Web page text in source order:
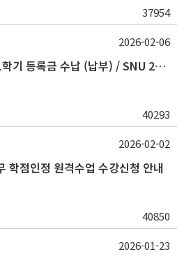
37954
(2/20~) 2026학년도 제1학기 등록금 수납 (납부) / SNU 26-1 Tuition fee payment notice
40293
2026-02-06
학점인정 원격수업 수강신청 안내
40850
2026-02-02
2026-01-23